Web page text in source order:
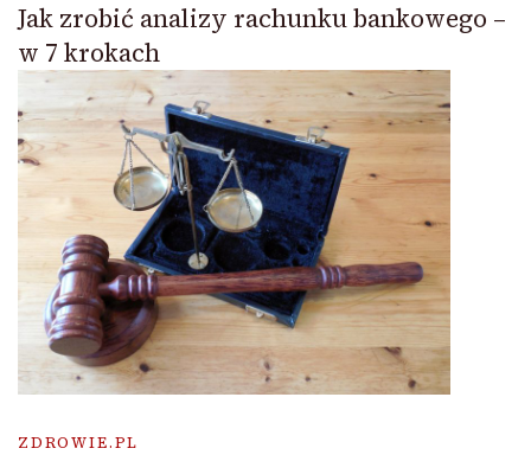
Jak zrobić analizy rachunku bankowego –
w 7 krokach
ZDROWIE.PL